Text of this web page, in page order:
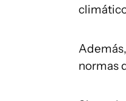
normas